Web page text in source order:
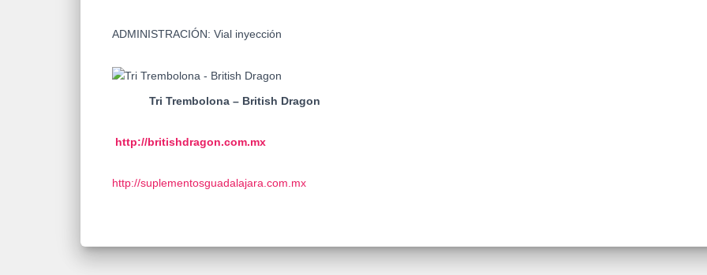
ADMINISTRACIÓN: Vial inyección
Tri Trembolona – British Dragon
http://britishdragon.com.mx
http://suplementosguadalajara.com.mx